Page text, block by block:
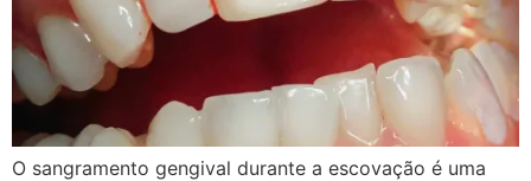
O sangramento gengival durante a escovação é uma